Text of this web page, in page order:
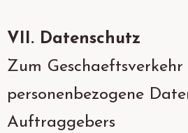
VII. Datenschutz
Zum
personenbezogene
Auftraggebers